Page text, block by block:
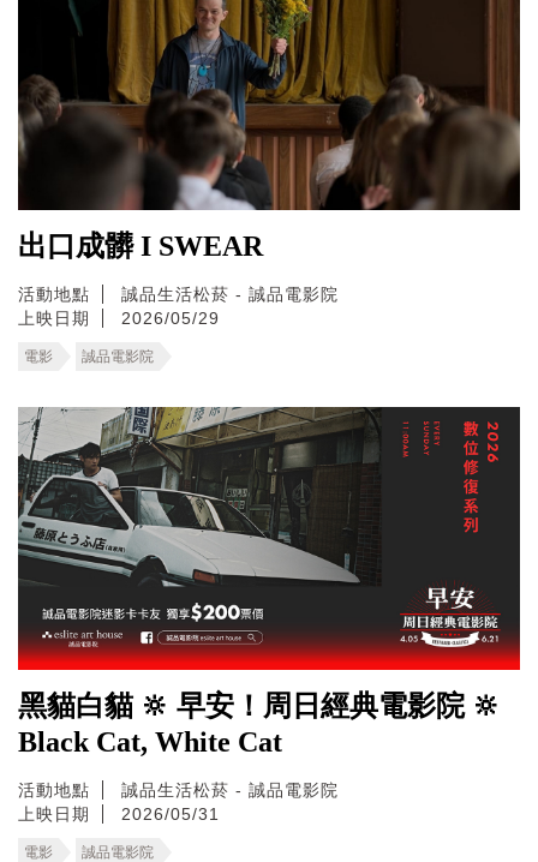
出口成髒 I SWEAR
活動地點
誠品生活松菸 - 誠品電影院
上映日期
2026/05/29
電影 誠品電影院
黑貓白貓 🔆 早安！周日經典電影院 🔆
Black Cat, White Cat
活動地點
誠品生活松菸 - 誠品電影院
上映日期
2026/05/31
電影 誠品電影院